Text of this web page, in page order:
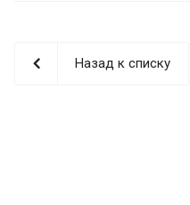
Назад к списку